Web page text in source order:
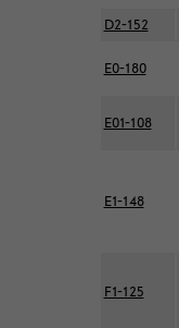
D2-152
E0-180
E01-108
E1-148
F1-125